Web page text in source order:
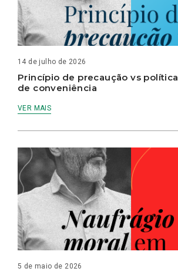
14 de julho de 2026
Princípio de precaução vs política
de conveniência
VER MAIS
5 de maio de 2026